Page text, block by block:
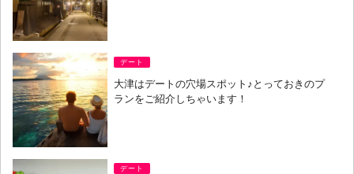
デート
大津はデートの穴場スポット♪とっておきのプ
ランをご紹介しちゃいます！
デート